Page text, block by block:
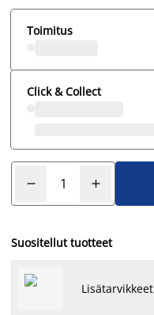
Toimitus
Click & Collect
Suositellut tuotteet
Lisätarvikkeet